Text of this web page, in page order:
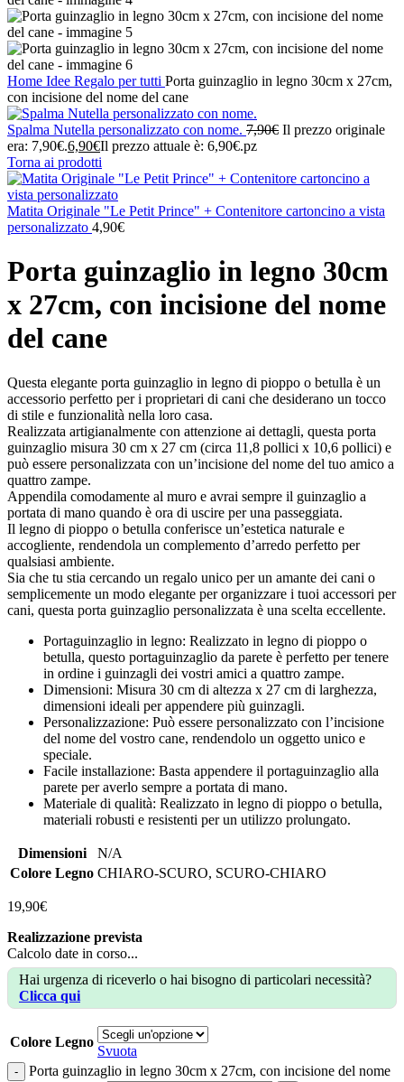
Home Idee Regalo per tutti Porta guinzaglio in legno 30cm x 27cm,
con incisione del nome del cane
Spalma Nutella personalizzato con nome. 7,90€ Il prezzo originale
era: 7,90€.6,90€Il prezzo attuale è: 6,90€.pz
Torna ai prodotti
Matita Originale "Le Petit Prince" + Contenitore cartoncino a vista
personalizzato 4,90€
Porta guinzaglio in legno 30cm
x 27cm, con incisione del nome
del cane
Questa elegante porta guinzaglio in legno di pioppo o betulla è un
accessorio perfetto per i proprietari di cani che desiderano un tocco
di stile e funzionalità nella loro casa.
Realizzata artigianalmente con attenzione ai dettagli, questa porta
guinzaglio misura 30 cm x 27 cm (circa 11,8 pollici x 10,6 pollici) e
può essere personalizzata con un’incisione del nome del tuo amico a
quattro zampe.
Appendila comodamente al muro e avrai sempre il guinzaglio a
portata di mano quando è ora di uscire per una passeggiata.
Il legno di pioppo o betulla conferisce un’estetica naturale e
accogliente, rendendola un complemento d’arredo perfetto per
qualsiasi ambiente.
Sia che tu stia cercando un regalo unico per un amante dei cani o
semplicemente un modo elegante per organizzare i tuoi accessori per
cani, questa porta guinzaglio personalizzata è una scelta eccellente.
Portaguinzaglio in legno: Realizzato in legno di pioppo o
betulla, questo portaguinzaglio da parete è perfetto per tenere
in ordine i guinzagli dei vostri amici a quattro zampe.
Dimensioni: Misura 30 cm di altezza x 27 cm di larghezza,
dimensioni ideali per appendere più guinzagli.
Personalizzazione: Può essere personalizzato con l’incisione
del nome del vostro cane, rendendolo un oggetto unico e
speciale.
Facile installazione: Basta appendere il portaguinzaglio alla
parete per averlo sempre a portata di mano.
Materiale di qualità: Realizzato in legno di pioppo o betulla,
materiali robusti e resistenti per un utilizzo prolungato.
Dimensioni
N/A
Colore Legno CHIARO-SCURO, SCURO-CHIARO
19,90€
Realizzazione prevista
Calcolo date in corso...
Hai urgenza di riceverlo o hai bisogno di particolari necessità?
Clicca qui
Colore Legno
Svuota
Porta guinzaglio in legno 30cm x 27cm, con incisione del nome